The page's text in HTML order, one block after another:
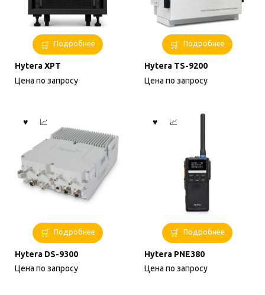
Подробнее
Hytera XPT
Цена по запросу
Подробнее
Hytera TS-9200
Цена по запросу
Подробнее
Hytera DS-9300
Цена по запросу
Подробнее
Hytera PNE380
Цена по запросу